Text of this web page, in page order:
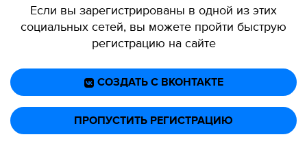
Если вы зарегистрированы в одной из этих
социальных сетей, вы можете пройти быструю
регистрацию на сайте
СОЗДАТЬ С ВКОНТАКТЕ
ПРОПУСТИТЬ РЕГИСТРАЦИЮ